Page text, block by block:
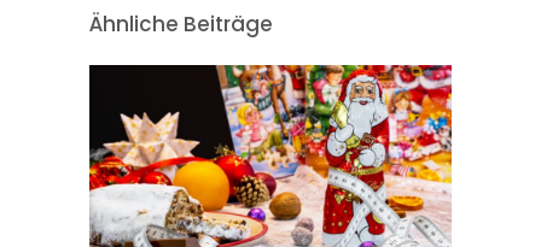
Ähnliche Beiträge